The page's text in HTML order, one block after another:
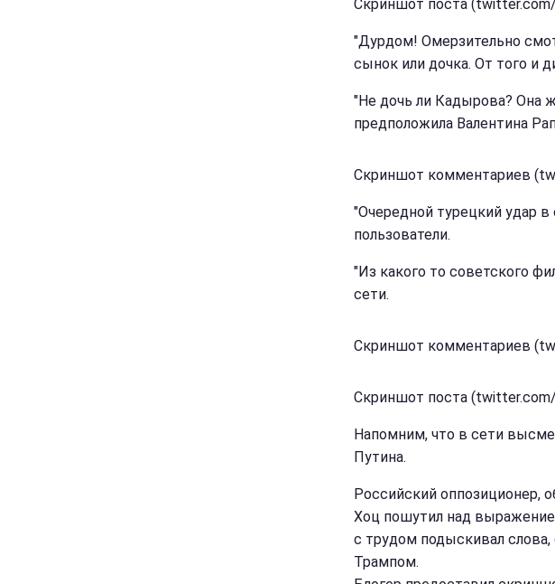
Скриншот поста
"Дурдом! Омерзительно
сынок или дочка. От того и
"Не дочь ли Кадырова? Она
предположила Валентина
Скриншот комментариев
"Очередной турецкий удар
пользователи.
"Из какого то советского
сети.
Скриншот комментариев
Скриншот поста
Напомним, что в сети
Путина.
Российский оппозиционер,
Хоц пошутил над
с трудом подыскивал слова,
Трампом.